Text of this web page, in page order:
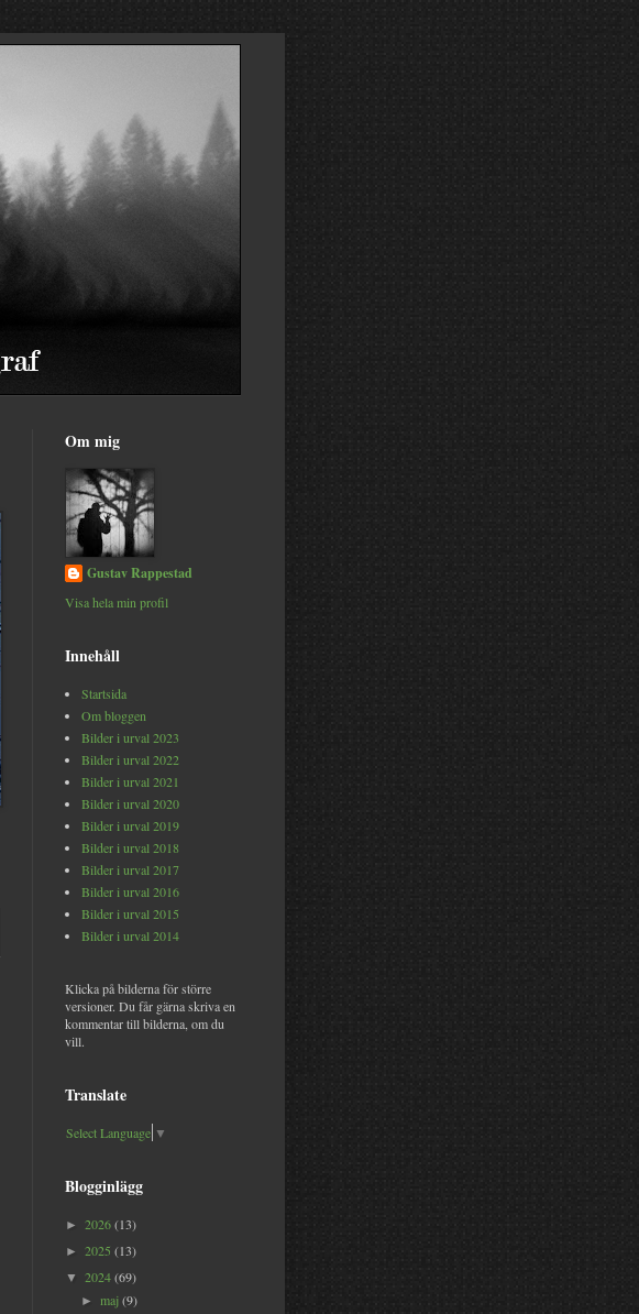
Om mig
Gustav Rappestad
Visa hela min profil
Innehåll
Startsida
Om bloggen
Bilder i urval 2023
Bilder i urval 2022
Bilder i urval 2021
Bilder i urval 2020
Bilder i urval 2019
Bilder i urval 2018
Bilder i urval 2017
Bilder i urval 2016
Bilder i urval 2015
Bilder i urval 2014
Klicka på bilderna för större
versioner. Du får gärna skriva en
kommentar till bilderna, om du
vill.
Translate
Select Language ▼
Blogginlägg
► 2026(13)
► 2025 (13)
▼ 2024(69)
►maj(9)